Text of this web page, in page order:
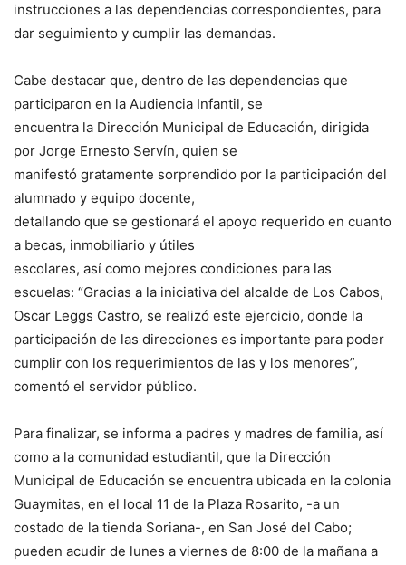
instrucciones a las dependencias correspondientes, para
dar seguimiento y cumplir las demandas.
Cabe destacar que, dentro de las dependencias que
participaron en la Audiencia Infantil, se
encuentra la Dirección Municipal de Educación, dirigida
por Jorge Ernesto Servín, quien se
manifestó gratamente sorprendido por la participación del
alumnado y equipo docente,
detallando que se gestionará el apoyo requerido en cuanto
a becas, inmobiliario y útiles
escolares, así como mejores condiciones para las
escuelas: “Gracias a la iniciativa del alcalde de Los Cabos,
Oscar Leggs Castro, se realizó este ejercicio, donde la
participación de las direcciones es importante para poder
cumplir con los requerimientos de las y los menores”,
comentó el servidor público.
Para finalizar, se informa a padres y madres de familia, así
como a la comunidad estudiantil, que la Dirección
Municipal de Educación se encuentra ubicada en la colonia
Guaymitas, en el local 11 de la Plaza Rosarito, -a un
costado de la tienda Soriana-, en San José del Cabo;
pueden acudir de lunes a viernes de 8:00 de la mañana a